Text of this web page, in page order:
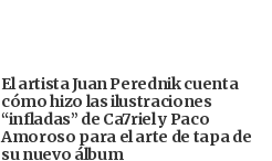
El artista Juan Perednik cuenta
cómo hizo las ilustraciones
“infladas” de Ca7riel y Paco
Amoroso para el arte de tapa de
su nuevo álbum